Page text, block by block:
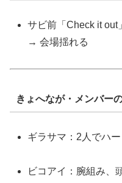
サビ前「Check it
→ 会場揺れる
きょへなが・メンバー
ギラサマ：2人でハ
ビコアイ：腕組み、